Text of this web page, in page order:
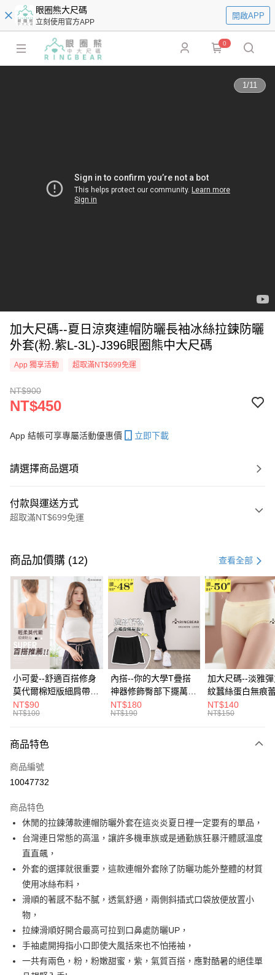
眼圈熊大尺碼
立刻使用官方APP
開啟APP
0
1/11
加大尺碼--夏日涼爽連帽防曬長袖冰絲拉鍊防曬
外套(粉.紫L-3L)-J396眼圈熊中大尺碼
App 獨享活動 超取滿NT$699免運
NT$900
NT$450
App 結帳可享專屬活動優惠價 立即下載
請選擇商品選項
付款與運送方式
超取滿NT$699免運
信用卡一次付款
超商取貨付款
LINE Pay
Apple Pay
街口支付
悠遊付
Google Pay
全盈+PAY
大哥付你分期
【大哥付你分期使用說明】
1.本服務由台灣大哥大提供，台灣大哥大用戶可立即使用無須另外申請。
流程，驗證手機門號後，選擇欲分期的期數、繳款截止日，確認付款後即完
成交易。
3.實際核准額度、可分期數及費用金額請依後續交易確認頁面所載為準。
4.訂單成立30分鐘內，如未前往確認交易或遇審核未通過，訂單將自動取
法說明評估內容。
【繳款方式說明】
1.分期款項不併入電信帳單，「大哥付你分期」於每月結算日後寄送繳費提
醒簡訊。
2.透過簡訊連結打開帳單後，可選擇「超商條碼／台灣大直營門市／銀行轉
帳／街口支付／iPASS MONEY」等通路繳費。
【注意事項】
1.本服務係由「台灣大哥大股份有限公司」（以下簡稱本公司）所提供，讓
用戶於交易時，得透過本服務購買商品或服務，並由商店將買賣／分期付款
AFTEE先享後付
【關於「AFTEE先享後付」】
AFTEE先享後付是「在收到商品之後才付款」的支付方式。 讓您購物簡單
便利好安心！
１．簡單：不需註冊會員、不需綁卡、不需儲值。
２．便利：只要手機號碼，簡訊認證，即可結帳。
３．安心：先確認商品／服務後，再付款。
【「AFTEE先享後付」結帳流程】
１．於結帳方式選擇「AFTEE先享後付」後，將跳轉至「AFTEE先享後付」
２．訂單成立數日內，您將收到繳費通知簡訊。
３．收到繳費通知簡訊後14天內，點擊此簡訊中的連結，可透過四大超商／
ATM／網路銀行／等多元方式進行付款，方視為交易完成。
※ 請注意：結帳手續完成當下不需立刻繳費，但若您需要取消訂單，請聯絡
購買商品的店家。未經商家同意取消之訂單仍視為有效，需透過AFTEE先享
後付繳納相關費用。
ATM付款
全家取貨付款
每筆NT$70，滿NT$699(含以上)免運費
付款後全家取貨
7-11取貨付款
每筆NT$70，滿NT$799(含以上)免運費
商品加價購 (12) 查看全部
小可愛--舒適百搭修身
莫代爾棉短版細肩帶素
色背心(白.黑.灰L-2L)-
U582眼圈熊中大尺碼
NT$90
NT$100
內搭--你的大學T疊搭
神器修飾臀部下擺萬用
內搭裙/遮臀裙(黑2L-
6L)-Q155眼圈熊中大
NT$180
NT$190
加大尺碼--淡雅
紋蠶絲蛋白無痕
角內褲(白.粉.藍.
3L)-L28眼圈熊中
NT$140
NT$150
商品特色
商品編號
10047732
商品特色
休閒的拉鍊薄款連帽防曬外套在這炎炎夏日裡一定要有的單品，
台灣連日常態的高溫，讓許多機車族或是通勤族狂暴汗體感溫度
直直飆，
外套的選擇就很重要，這款連帽外套除了防曬功能外整體的材質
使用冰絲布料，
滑順的著感不黏不膩，透氣舒適，兩側斜插式口袋放便放置小
物，
拉練滑順好開合最高可拉到口鼻處防曬UP，
手袖處開拇指小口即使大風括來也不怕捲袖，
一共有兩色，粉，粉嫩甜蜜，紫，氣質百搭，應對酷暑的絕佳單